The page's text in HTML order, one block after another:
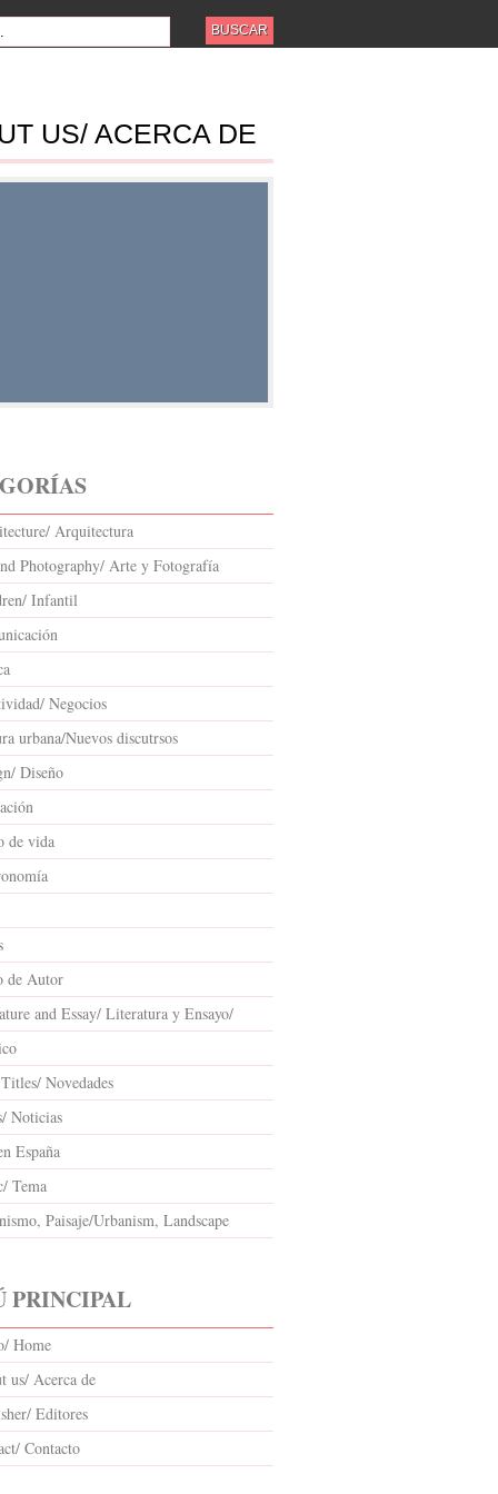
US/ ACERCA DE
Arquitectura
Photography/ Arte y Fotografía
Infantil
Negocios
urbana/Nuevos discutrsos
Diseño
de vida
de Autor
and Essay/ Literatura y Ensayo/
Novedades
Noticias
España
Tema
Paisaje/Urbanism, Landscape
PRINCIPAL
Home
us/ Acerca de
Editores
Contacto